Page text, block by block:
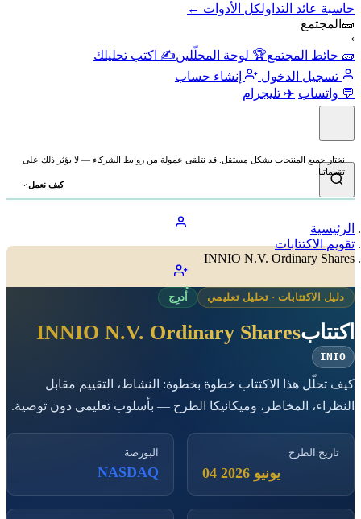
حاسبة عائد التداولكل الأدوات ←
🧱 المجتمع
›
🧱 حائط المجتمع🏆 لوحة المحلّلين✍️ اكتب تحليلك
تسجيل الدخول
إنشاء حساب
💬 واتساب ✈️ تليجرام
نختار جميع المنتجات بشكل مستقل. قد نتلقى عمولة من روابط الشركاء — لا يؤثر ذلك على
تقييماتنا.
كيف نعمل
الرئيسية
تقويم الاكتتابات
INNIO N.V. Ordinary Shares
دليل الاكتتابات · تحليل تعليمي أُدرِج
اكتتابINNIO N.V. Ordinary Shares
INIO
كيف تحلّل هذا الاكتتاب خطوة بخطوة: النشاط، التقييم مقابل
النظراء، المخاطر، وميكانيكا الطرح — بأسلوب تعليمي دون توصية.
تاريخ الطرح
04 يونيو 2026
البورصة
NASDAQ